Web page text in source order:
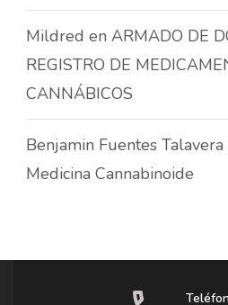
Mildred en ARMADO DE
REGISTRO DE
CANNÁBICOS
Benjamin Fuentes Talavera
Medicina Cannabinoide